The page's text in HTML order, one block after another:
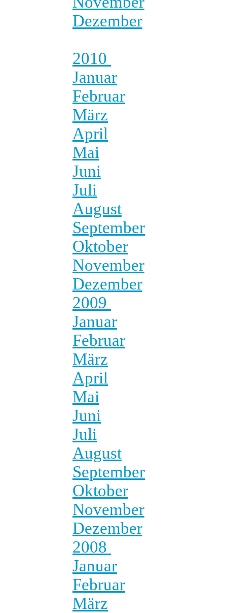
Dezember
2010
Januar
Februar
März
April
Mai
Juni
Juli
August
September
Oktober
November
Dezember
2009
Januar
Februar
März
April
Mai
Juni
Juli
August
September
Oktober
November
Dezember
2008
Januar
Februar
März